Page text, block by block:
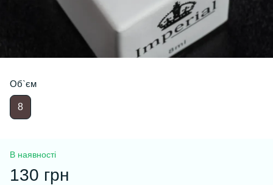
Об`єм
8
В наявності
130 грн